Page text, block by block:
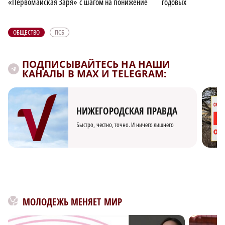
«Первомайская Заря» с шагом на понижение годовых
ОБЩЕСТВО ПСБ
ПОДПИСЫВАЙТЕСЬ НА НАШИ
КАНАЛЫ В MAX И TELEGRAM:
НИЖЕГОРОДСКАЯ ПРАВДА
Быстро, честно, точно. И ничего лишнего
МОЛОДЕЖЬ МЕНЯЕТ МИР